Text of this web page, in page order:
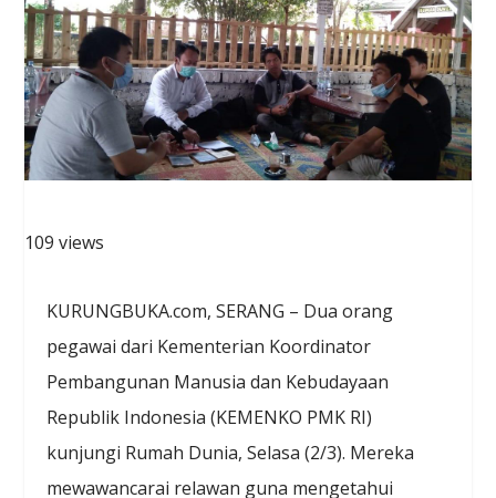
109 views
KURUNGBUKA.com, SERANG – Dua orang
pegawai dari Kementerian Koordinator
Pembangunan Manusia dan Kebudayaan
Republik Indonesia (KEMENKO PMK RI)
kunjungi Rumah Dunia, Selasa (2/3). Mereka
mewawancarai relawan guna mengetahui